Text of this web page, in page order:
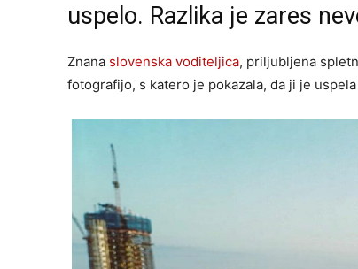
uspelo. Razlika je zares
Znana slovenska voditeljica, priljubljena
fotografijo, s katero je pokazala, da ji je